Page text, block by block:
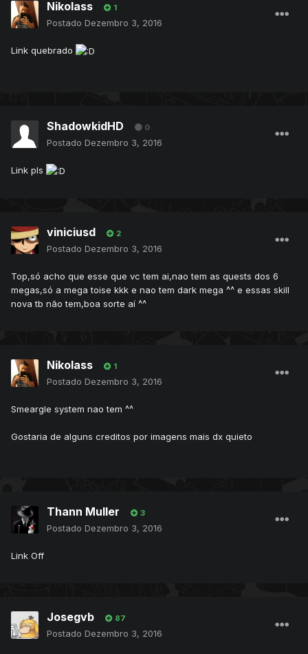
Nikolass 1
Postado Dezembro 3, 2016
Link quebrado
ShadowkidHD 0
Postado Dezembro 3, 2016
Link pls
viniciusd 2
Postado Dezembro 3, 2016
Top,só acho que esse que vc tem ai,nao tem as quests dos 6
megas,só a mega toise kkk e nao tem dark mega ^^ e essas skill
nova tb não tem,boa sorte aí ^^
Nikolass 1
Postado Dezembro 3, 2016
Smeargle system nao tem ^^
Gostaria de alguns creditos por imagens mais dx quieto
Thann Muller 3
Postado Dezembro 3, 2016
Link Off
Josegvb 87
Postado Dezembro 3, 2016